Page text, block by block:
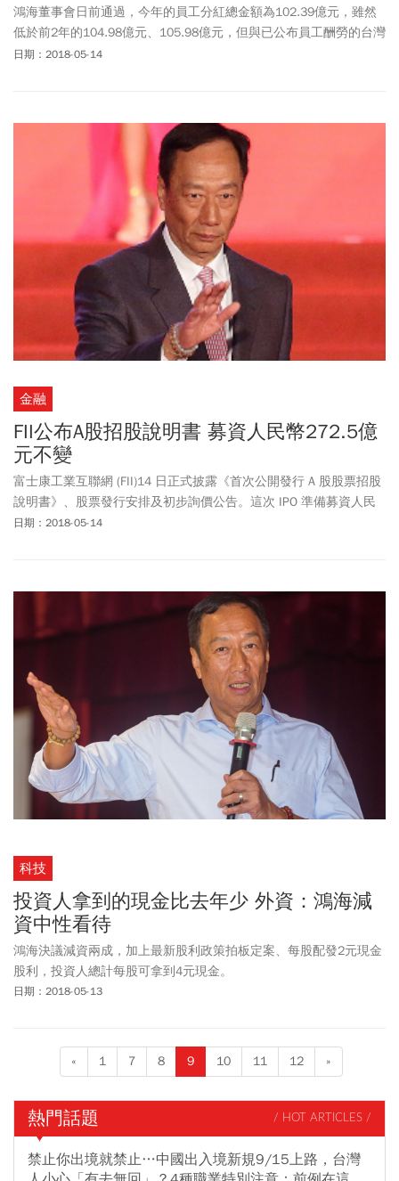
鴻海董事會日前通過，今年的員工分紅總金額為102.39億元，雖然
低於前2年的104.98億元、105.98億元，但與已公布員工酬勞的台灣
上市櫃公司相比，僅次於台積電230.19億元。
日期：2018-05-14
金融
FII公布A股招股說明書 募資人民幣272.5億
元不變
富士康工業互聯網 (FII)14 日正式披露《首次公開發行 A 股股票招股
說明書》、股票發行安排及初步詢價公告。這次 IPO 準備募資人民
幣 272.5 億元（約新台幣 1226 億元），與先前披露的募集金額一
日期：2018-05-14
科技
投資人拿到的現金比去年少 外資：鴻海減
資中性看待
鴻海決議減資兩成，加上最新股利政策拍板定案、每股配發2元現金
股利，投資人總計每股可拿到4元現金。
日期：2018-05-13
« 1 7 8 9 10 11 12 »
熱門話題 / HOT ARTICLES /
禁止你出境就禁止…中國出入境新規9/15上路，台灣